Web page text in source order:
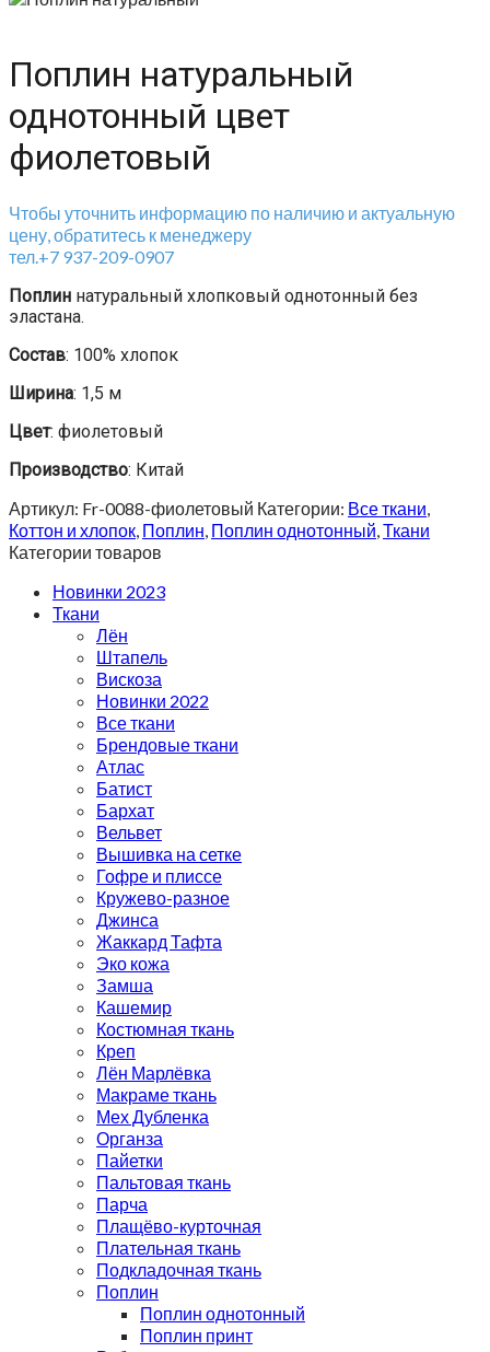
Поплин натуральный
однотонный цвет
фиолетовый
Чтобы уточнить информацию по наличию и актуальную
цену, обратитесь к менеджеру
тел.+7 937-209-0907
Поплин натуральный хлопковый однотонный без
эластана.
Состав: 100% хлопок
Ширина: 1,5 м
Цвет: фиолетовый
Производство: Китай
Артикул: Fr-0088-фиолетовый Категории: Все ткани,
Коттон и хлопок, Поплин, Поплин однотонный,Ткани
Категории товаров
Новинки 2023
Ткани
Лён
Штапель
Вискоза
Новинки 2022
Все ткани
Брендовые ткани
Атлас
Батист
Бархат
Вельвет
Вышивка на сетке
Гофре и плиссе
Кружево-разное
Джинса
Жаккард Тафта
Эко кожа
Замша
Кашемир
Костюмная ткань
Креп
Лён Марлёвка
Макраме ткань
Мех Дубленка
Органза
Пайетки
Пальтовая ткань
Парча
Плащёво-курточная
Плательная ткань
Подкладочная ткань
Поплин
Поплин однотонный
Поплин принт